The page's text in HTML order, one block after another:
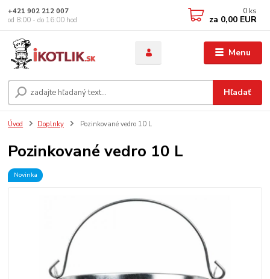
Menu
Hľadať
+421 902 212 007
od 8:00 - do 16:00 hod
0 ks
za 0,00 EUR
Úvod Doplnky Pozinkované vedro 10 L
Pozinkované vedro 10 L
Novinka